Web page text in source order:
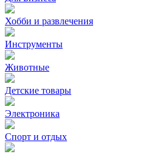
Хобби и развлечения
Инструменты
Животные
Детские товары
Электроника
Спорт и отдых